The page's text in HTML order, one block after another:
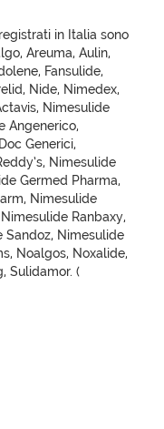
in Italia sono
Areuma, Aulin,
Fansulide,
Nide, Nimedex,
Nimesulide
Angenerico,
Generici,
Nimesulide
Germed Pharma,
Nimesulide
Ranbaxy,
Sandoz, Nimesulide
Noalgos, Noxalide,
Sulidamor. (